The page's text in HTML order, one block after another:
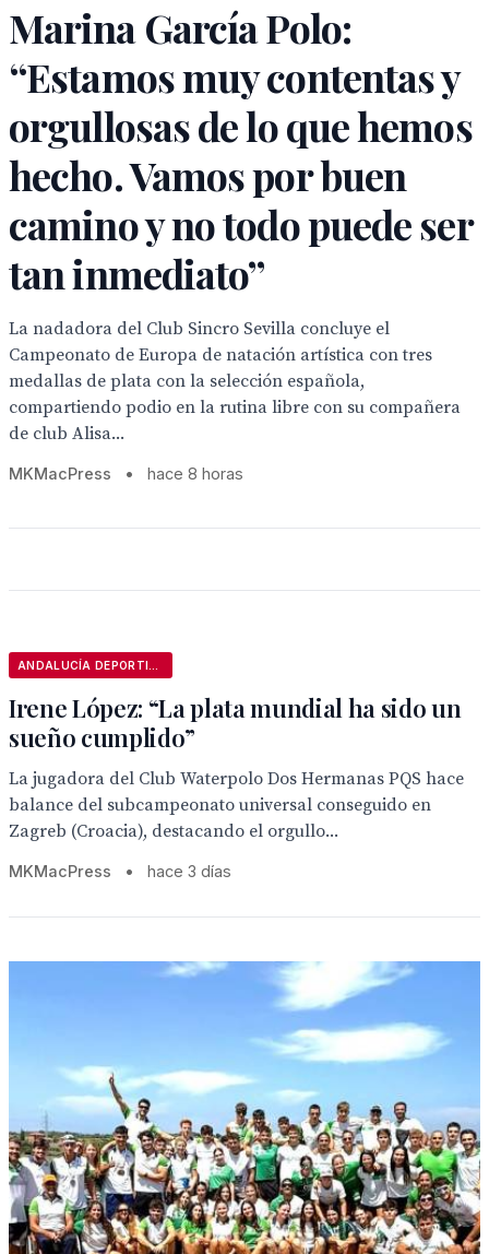
Marina García Polo:
“Estamos muy contentas y
orgullosas de lo que hemos
hecho. Vamos por buen
camino y no todo puede ser
tan inmediato”
La nadadora del Club Sincro Sevilla concluye el
Campeonato de Europa de natación artística con tres
medallas de plata con la selección española,
compartiendo podio en la rutina libre con su compañera
de club Alisa...
MKMacPress • hace 8 horas
Irene López: “La plata mundial ha sido un
sueño cumplido”
La jugadora del Club Waterpolo Dos Hermanas PQS hace
balance del subcampeonato universal conseguido en
Zagreb (Croacia), destacando el orgullo...
MKMacPress • hace 3 días